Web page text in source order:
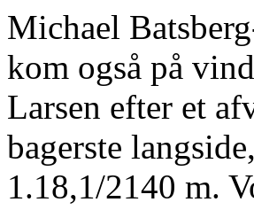
Michael
kom også på
Larsen efter et
bagerste
1.18,1/2140 m.